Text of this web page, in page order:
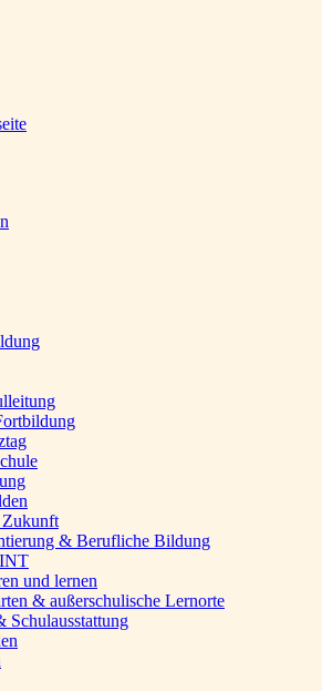
Zukunft
& Berufliche Bildung
und lernen
& außerschulische Lernorte
Schulausstattung